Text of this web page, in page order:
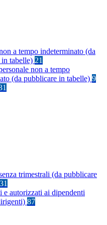
a tempo indeterminato (da
tabelle) 21
non a tempo
(da pubblicare in tabelle) 9
trimestrali (da pubblicare
31
autorizzati ai dipendenti
87